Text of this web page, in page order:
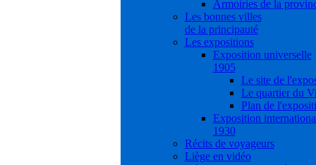
Armoiries de la
Les bonnes villes
de la principauté
Les expositions
Exposition universelle
1905
Le site de
Le quartier du
Plan de
Exposition
1930
Récits de voyageurs
Liège en vidéo